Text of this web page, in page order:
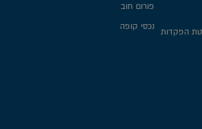
פורום חוב
נכסי קופה
הפקדות